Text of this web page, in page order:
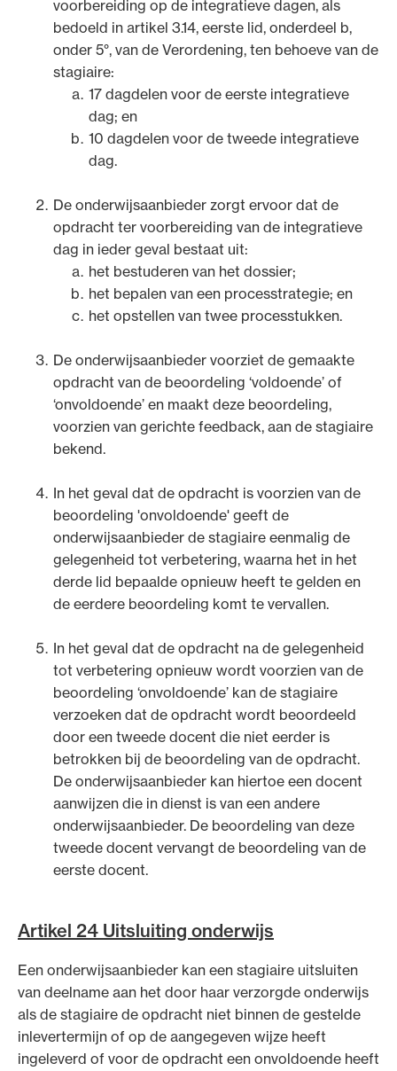
voorbereiding op de integratieve dagen, als
bedoeld in artikel 3.14, eerste lid, onderdeel b,
onder 5°, van de Verordening, ten behoeve van de
stagiaire:
17 dagdelen voor de eerste integratieve
dag; en
10 dagdelen voor de tweede integratieve
dag.
De onderwijsaanbieder zorgt ervoor dat de
opdracht ter voorbereiding van de integratieve
dag in ieder geval bestaat uit:
het bestuderen van het dossier;
het bepalen van een processtrategie; en
het opstellen van twee processtukken.
De onderwijsaanbieder voorziet de gemaakte
opdracht van de beoordeling ‘voldoende’ of
‘onvoldoende’ en maakt deze beoordeling,
voorzien van gerichte feedback, aan de stagiaire
bekend.
In het geval dat de opdracht is voorzien van de
beoordeling 'onvoldoende' geeft de
onderwijsaanbieder de stagiaire eenmalig de
gelegenheid tot verbetering, waarna het in het
derde lid bepaalde opnieuw heeft te gelden en
de eerdere beoordeling komt te vervallen.
In het geval dat de opdracht na de gelegenheid
tot verbetering opnieuw wordt voorzien van de
beoordeling ‘onvoldoende’ kan de stagiaire
verzoeken dat de opdracht wordt beoordeeld
door een tweede docent die niet eerder is
betrokken bij de beoordeling van de opdracht.
De onderwijsaanbieder kan hiertoe een docent
aanwijzen die in dienst is van een andere
onderwijsaanbieder. De beoordeling van deze
tweede docent vervangt de beoordeling van de
eerste docent.
Artikel 24 Uitsluiting onderwijs
Een onderwijsaanbieder kan een stagiaire uitsluiten
van deelname aan het door haar verzorgde onderwijs
als de stagiaire de opdracht niet binnen de gestelde
inlevertermijn of op de aangegeven wijze heeft
ingeleverd of voor de opdracht een onvoldoende heeft